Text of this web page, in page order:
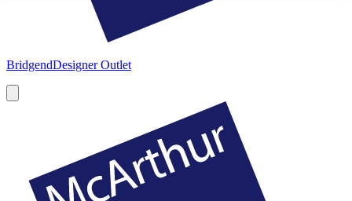
BridgendDesigner Outlet